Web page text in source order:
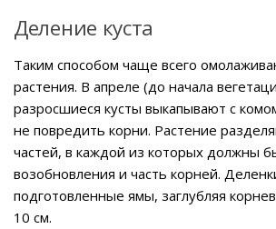
Деление куста
Таким способом чаще всего
растения. В апреле (до начала
разросшиеся кусты выкапывают с
не повредить корни. Растение
частей, в каждой из которых должны
возобновления и часть корней.
подготовленные ямы, заглубляя
10 см.